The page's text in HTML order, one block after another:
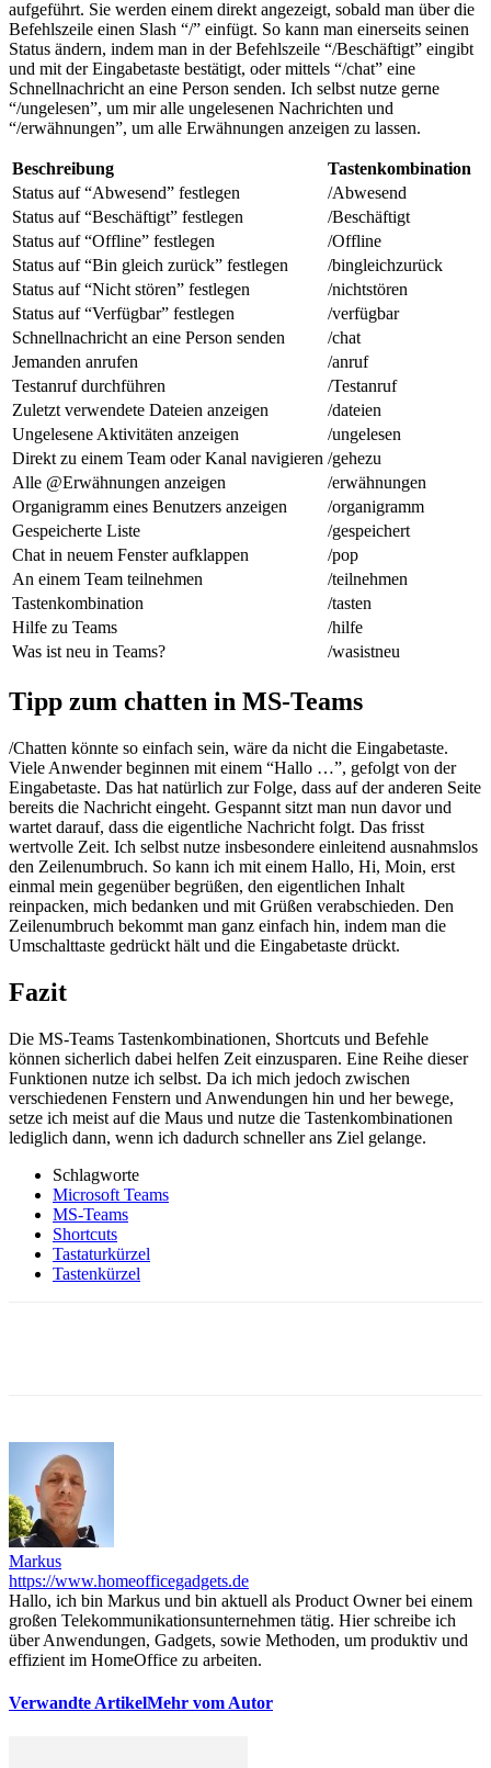
aufgeführt. Sie werden einem direkt angezeigt, sobald man über die
Befehlszeile einen Slash “/” einfügt. So kann man einerseits seinen
Status ändern, indem man in der Befehlszeile “/Beschäftigt” eingibt
und mit der Eingabetaste bestätigt, oder mittels “/chat” eine
Schnellnachricht an eine Person senden. Ich selbst nutze gerne
“/ungelesen”, um mir alle ungelesenen Nachrichten und
“/erwähnungen”, um alle Erwähnungen anzeigen zu lassen.
Beschreibung
Tastenkombination
Status auf “Abwesend” festlegen
/Abwesend
Status auf “Beschäftigt” festlegen
/Beschäftigt
Status auf “Offline” festlegen
/Offline
Status auf “Bin gleich zurück” festlegen
/bingleichzurück
Status auf “Nicht stören” festlegen
/nichtstören
Status auf “Verfügbar” festlegen
/verfügbar
Schnellnachricht an eine Person senden
/chat
Jemanden anrufen
/anruf
Testanruf durchführen
/Testanruf
Zuletzt verwendete Dateien anzeigen
/dateien
Ungelesene Aktivitäten anzeigen
/ungelesen
Direkt zu einem Team oder Kanal navigieren /gehezu
Alle @Erwähnungen anzeigen
/erwähnungen
Organigramm eines Benutzers anzeigen
/organigramm
Gespeicherte Liste
/gespeichert
Chat in neuem Fenster aufklappen
/pop
An einem Team teilnehmen
/teilnehmen
Tastenkombination
/tasten
Hilfe zu Teams
/hilfe
Was ist neu in Teams?
/wasistneu
Tipp zum chatten in MS-Teams
/Chatten könnte so einfach sein, wäre da nicht die Eingabetaste.
Viele Anwender beginnen mit einem “Hallo …”, gefolgt von der
Eingabetaste. Das hat natürlich zur Folge, dass auf der anderen Seite
bereits die Nachricht eingeht. Gespannt sitzt man nun davor und
wartet darauf, dass die eigentliche Nachricht folgt. Das frisst
wertvolle Zeit. Ich selbst nutze insbesondere einleitend ausnahmslos
den Zeilenumbruch. So kann ich mit einem Hallo, Hi, Moin, erst
einmal mein gegenüber begrüßen, den eigentlichen Inhalt
reinpacken, mich bedanken und mit Grüßen verabschieden. Den
Zeilenumbruch bekommt man ganz einfach hin, indem man die
Umschalttaste gedrückt hält und die Eingabetaste drückt.
Fazit
Die MS-Teams Tastenkombinationen, Shortcuts und Befehle
können sicherlich dabei helfen Zeit einzusparen. Eine Reihe dieser
Funktionen nutze ich selbst. Da ich mich jedoch zwischen
verschiedenen Fenstern und Anwendungen hin und her bewege,
setze ich meist auf die Maus und nutze die Tastenkombinationen
lediglich dann, wenn ich dadurch schneller ans Ziel gelange.
Schlagworte
Microsoft Teams
MS-Teams
Shortcuts
Tastaturkürzel
Tastenkürzel
Markus
https://www.homeofficegadgets.de
Hallo, ich bin Markus und bin aktuell als Product Owner bei einem
großen Telekommunikationsunternehmen tätig. Hier schreibe ich
über Anwendungen, Gadgets, sowie Methoden, um produktiv und
effizient im HomeOffice zu arbeiten.
Verwandte ArtikelMehr vom Autor